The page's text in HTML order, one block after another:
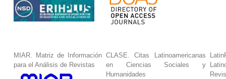
MIAR. Matriz de Información
para el Análisis de Revistas
CLASE. Citas Latinoamericanas
en Ciencias Sociales y
Humanidades